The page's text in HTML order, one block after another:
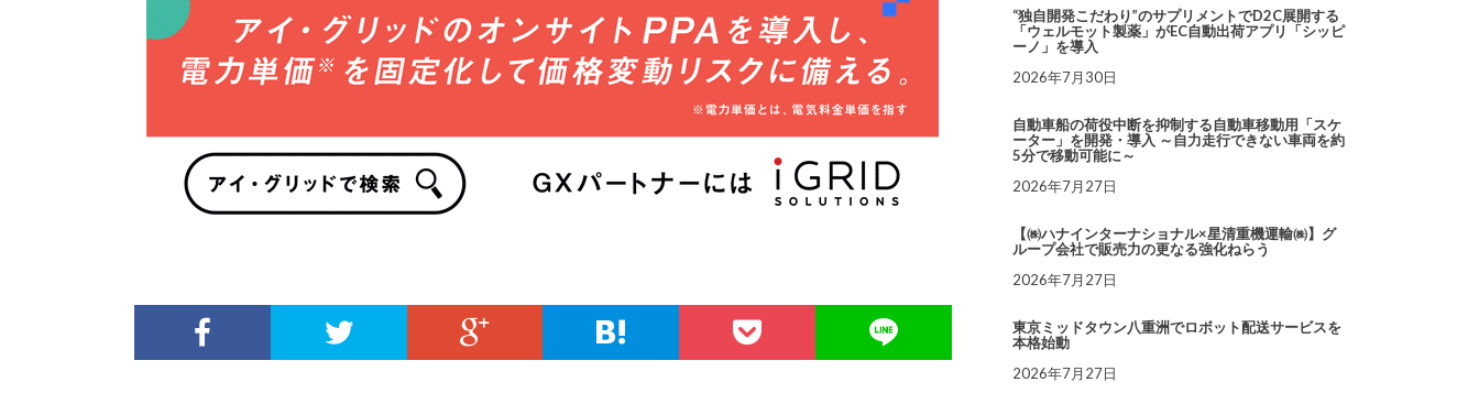
“独自開発こだわり”のサプリメントでD2C展開する
「ウェルモット製薬」がEC自動出荷アプリ「シッピ
ーノ」を導入
2026年7月30日
自動車船の荷役中断を抑制する自動車移動用「スケ
ーター」を開発・導入 ～自力走行できない車両を約
5分で移動可能に～
2026年7月27日
【㈱ハナインターナショナル×星清重機運輸㈱】グ
ループ会社で販売力の更なる強化ねらう
2026年7月27日
東京ミッドタウン八重洲でロボット配送サービスを
本格始動
2026年7月27日